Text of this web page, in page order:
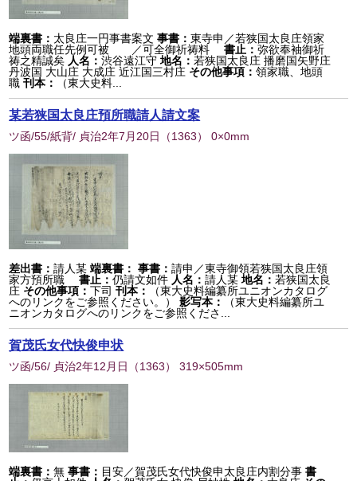
端裏書： 太良庄一円事書案文 事書：東寺申／若狭国太良庄領家
地頭両職任先例可被 ／可全御祈祷料
書止：弥欲奉袖御祈
祷之精誠矣 人名：渋谷遠江守 地名：若狭国太良庄 播磨国矢野庄
丹波国 大山庄 大成庄 近江国三村庄 その他事項：領家職、地頭
職 刊本： （東大史料...
某若狭国太良庄預所職請人請文案
ツ函/55/紙背/ 貞治2年7月20日 （1363） 0×0mm
差出書：請人某 端裏書： 事書：請申／東寺御領若狭国太良庄領
家方預所職
書止：仍請文如件 人名：請人某 地名：若狭国太良
庄 その他事項：下司刊本：
（東大史料編纂所ユニオンカタログ
へのリンクをご参照ください。）
影写本：
（東大史料編纂所ユ
ニオンカタログへのリンクをご参照くださ...
賀茂氏女代快俊申状
ツ函/56/ 貞治2年12月日 （1363） 319×505mm
端裏書：無事書： 目安／賀茂氏女代快俊申太良庄内割分事 書